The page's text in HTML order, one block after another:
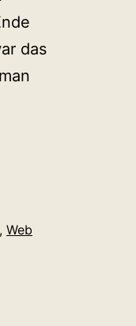
das
, Web